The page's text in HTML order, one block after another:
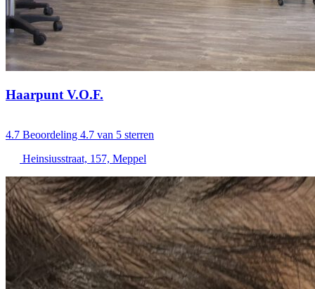
Haarpunt V.O.F.
4.7 Beoordeling 4.7 van 5 sterren
Heinsiusstraat, 157, Meppel